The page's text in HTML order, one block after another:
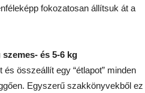
fokozatosan állítsuk át a
szemes- és 5-6 kg
összeállít egy “étlapot” minden
Egyszerű szakkönyvekből ez